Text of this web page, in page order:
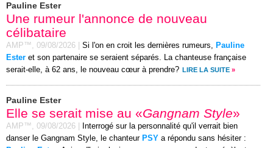
Pauline Ester
Une rumeur l'annonce de nouveau
célibataire
AMP™, 09/08/2026 Si l'on en croit les dernières rumeurs, Pauline
Ester et son partenaire se seraient séparés. La chanteuse française
serait-elle, à 62 ans, le nouveau cœur à prendre? LIRE LA SUITE »
Pauline Ester
Elle se serait mise au «Gangnam Style»
AMP™, 09/08/2026
Interrogé sur la personnalité qu'il verrait bien
danser le Gangnam Style, le chanteur PSY a répondu sans hésiter :